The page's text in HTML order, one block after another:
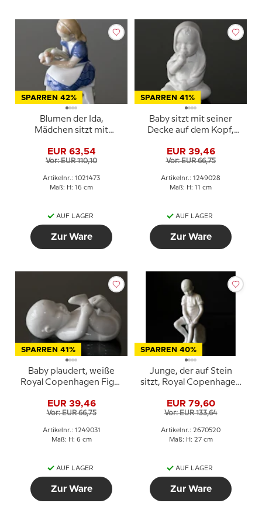
SPARREN 42%
Blumen der Ida,
Mädchen sitzt mit
Figur Nr. 2298 oder 473
EUR 63,54
Vor: EUR 110,10
Artikelnr.: 1021473
Maß: H: 16 cm
AUF LAGER
Zur Ware
SPARREN 41%
Baby sitzt mit seiner
Decke auf dem Kopf,
Copenhagen Figur Nr.
028
EUR 39,46
Vor: EUR 66,75
Artikelnr.: 1249028
Maß: H: 11 cm
AUF LAGER
Zur Ware
SPARREN 41%
Baby plaudert, weiße
Royal Copenhagen Figur
EUR 39,46
Vor: EUR 66,75
Artikelnr.: 1249031
Maß: H: 6 cm
AUF LAGER
Zur Ware
SPARREN 40%
Junge, der auf Stein
sitzt, Royal Copenhagen
EUR 79,60
Vor: EUR 133,64
Artikelnr.: 2670520
Maß: H: 27 cm
AUF LAGER
Zur Ware